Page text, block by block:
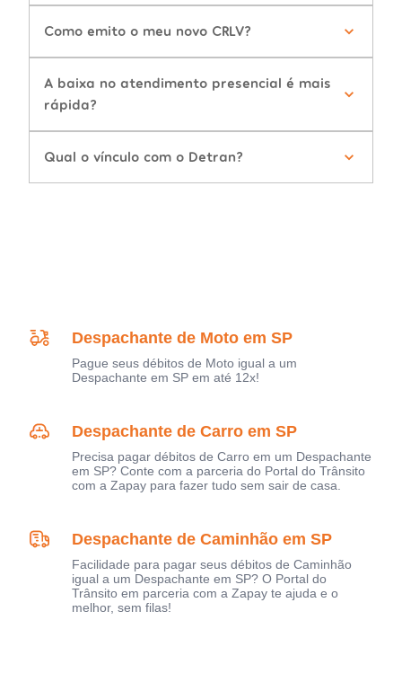
Como emito o meu novo CRLV?
A baixa no atendimento presencial é mais
rápida?
Qual o vínculo com o Detran?
Despachante de Moto em SP
Pague seus débitos de Moto igual a um
Despachante em SP em até 12x!
Despachante de Carro em SP
Precisa pagar débitos de Carro em um Despachante
em SP? Conte com a parceria do Portal do Trânsito
com a Zapay para fazer tudo sem sair de casa.
Despachante de Caminhão em SP
Facilidade para pagar seus débitos de Caminhão
igual a um Despachante em SP? O Portal do
Trânsito em parceria com a Zapay te ajuda e o
melhor, sem filas!